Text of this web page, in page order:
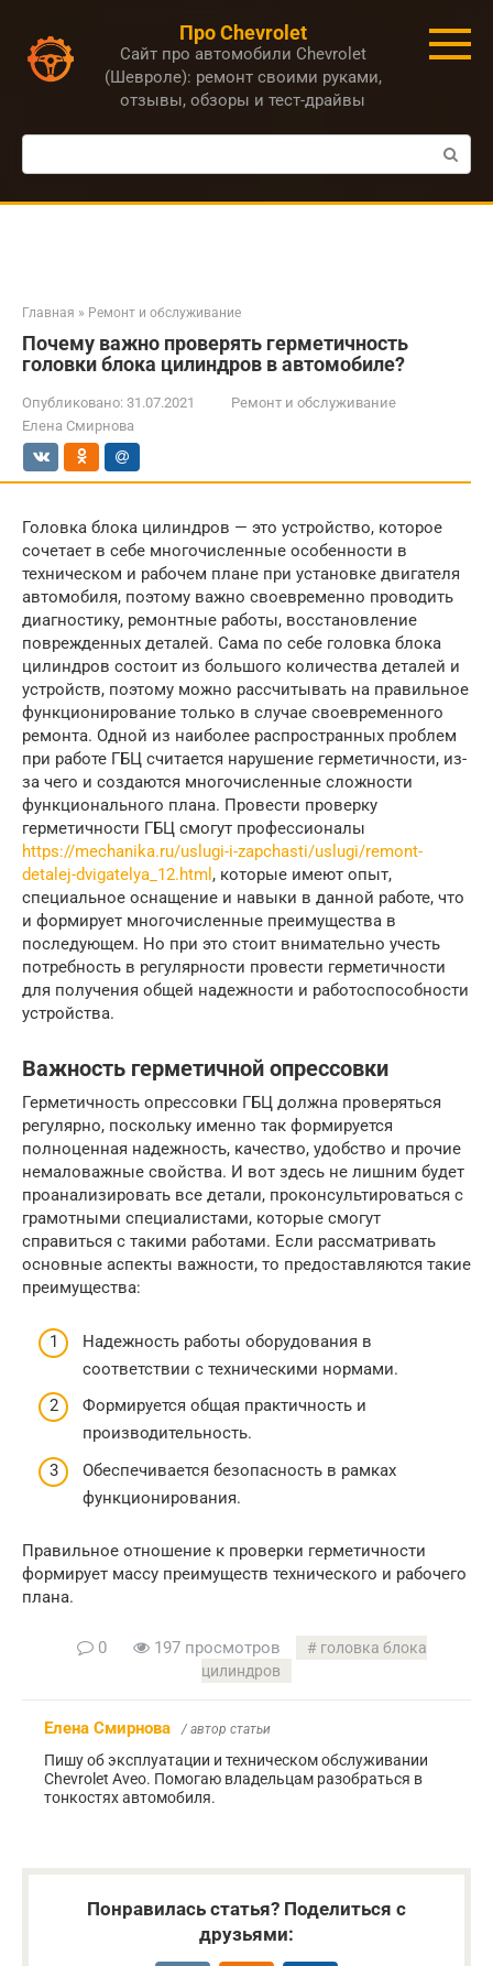
контенту
Про Chevrolet
Сайт про автомобили Chevrolet
(Шевроле): ремонт своими руками,
отзывы, обзоры и тест-драйвы
Поиск:
Главная » Ремонт и обслуживание
Почему важно проверять герметичность
головки блока цилиндров в автомобиле?
Опубликовано: 31.07.2021
Ремонт и обслуживание
Елена Смирнова
Головка блока цилиндров — это устройство, которое
сочетает в себе многочисленные особенности в
техническом и рабочем плане при установке двигателя
автомобиля, поэтому важно своевременно проводить
диагностику, ремонтные работы, восстановление
поврежденных деталей. Сама по себе головка блока
цилиндров состоит из большого количества деталей и
устройств, поэтому можно рассчитывать на правильное
функционирование только в случае своевременного
ремонта. Одной из наиболее распространных проблем
при работе ГБЦ считается нарушение герметичности, из-
за чего и создаются многочисленные сложности
функционального плана. Провести проверку
герметичности ГБЦ смогут профессионалы
https://mechanika.ru/uslugi-i-zapchasti/uslugi/remont-
detalej-dvigatelya_12.html , которые имеют опыт,
специальное оснащение и навыки в данной работе, что
и формирует многочисленные преимущества в
последующем. Но при это стоит внимательно учесть
потребность в регулярности провести герметичности
для получения общей надежности и работоспособности
устройства.
Важность герметичной опрессовки
Герметичность опрессовки ГБЦ должна проверяться
регулярно, поскольку именно так формируется
полноценная надежность, качество, удобство и прочие
немаловажные свойства. И вот здесь не лишним будет
проанализировать все детали, проконсультироваться с
грамотными специалистами, которые смогут
справиться с такими работами. Если рассматривать
основные аспекты важности, то предоставляются такие
преимущества:
Надежность работы оборудования в
соответствии с техническими нормами.
Формируется общая практичность и
производительность.
Обеспечивается безопасность в рамках
функционирования.
Правильное отношение к проверки герметичности
формирует массу преимуществ технического и рабочего
плана.
0 197 просмотров
головка блока
цилиндров
Елена Смирнова / автор статьи
Пишу об эксплуатации и техническом обслуживании
Chevrolet Aveo. Помогаю владельцам разобраться в
тонкостях автомобиля.
Понравилась статья? Поделиться с
друзьями: